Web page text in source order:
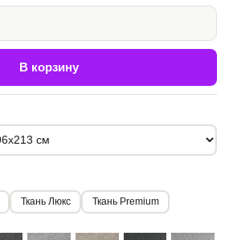
В корзину
Ткань Люкс Ткань Premium